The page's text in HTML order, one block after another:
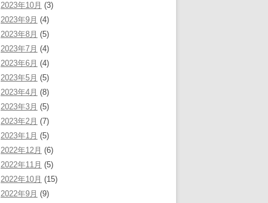
2023年10月 (3)
2023年9月 (4)
2023年8月 (5)
2023年7月 (4)
2023年6月 (4)
2023年5月 (5)
2023年4月 (8)
2023年3月 (5)
2023年2月 (7)
2023年1月 (5)
2022年12月 (6)
2022年11月 (5)
2022年10月 (15)
2022年9月 (9)